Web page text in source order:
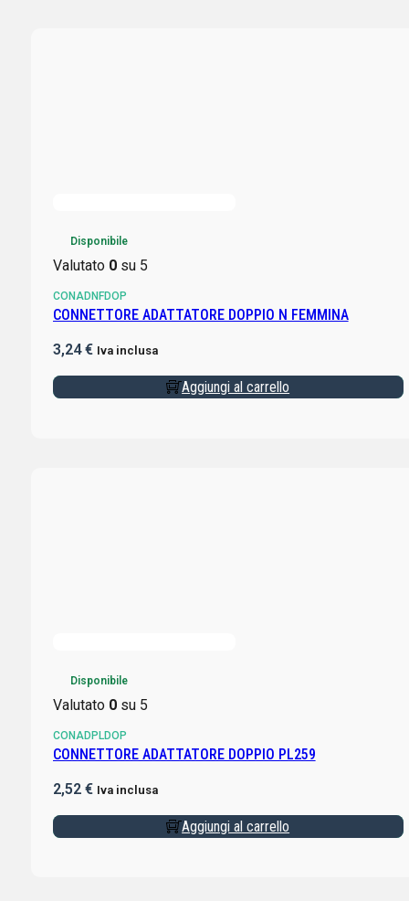
Disponibile
Valutato 0su 5
CONADNFDOP
CONNETTORE ADATTATORE DOPPIO N FEMMINA
3,24€ Iva inclusa
Aggiungi al carrello
Disponibile
Valutato 0su 5
CONADPLDOP
CONNETTORE ADATTATORE DOPPIO PL259
2,52 € Iva inclusa
Aggiungi al carrello